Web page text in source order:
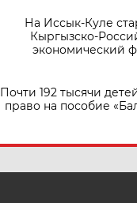
На Иссык-Куле
Кыргызско-
экономический
Почти 192 тысячи
право на пособие